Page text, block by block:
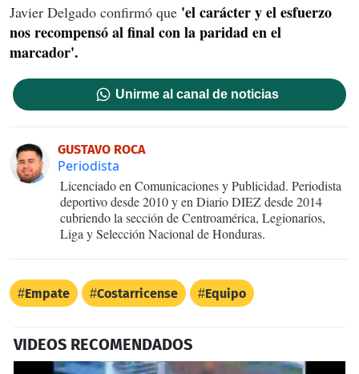
Javier Delgado confirmó que 'el carácter y el esfuerzo
nos recompensó al final con la paridad en el
marcador'.
Unirme al canal de noticias
GUSTAVO ROCA
Periodista
Licenciado en Comunicaciones y Publicidad. Periodista
deportivo desde 2010 y en Diario DIEZ desde 2014
cubriendo la sección de Centroamérica, Legionarios,
Liga y Selección Nacional de Honduras.
Empate Costarricense Equipo
VIDEOS RECOMENDADOS